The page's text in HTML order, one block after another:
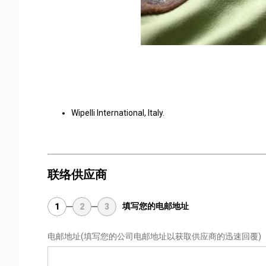
Wipelli International, Italy.
联络供应商
1 2 3 填写您的电邮地址
电邮地址(填写您的公司电邮地址以获取供应商的迅速回覆)